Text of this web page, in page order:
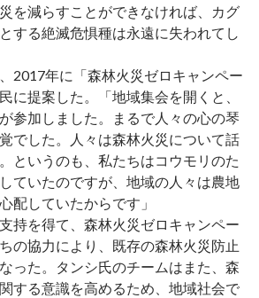
を減らすことができなければ、カグ
する絶滅危惧種は永遠に失われてし
2017年に「森林火災ゼロキャンペー
に提案した。「地域集会を開くと、
参加しました。まるで人々の心の琴
でした。人々は森林火災について話
というのも、私たちはコウモリのた
ていたのですが、地域の人々は農地
配していたからです」
持を得て、森林火災ゼロキャンペー
の協力により、既存の森林火災防止
った。タンシ氏のチームはまた、森
する意識を高めるため、地域社会で